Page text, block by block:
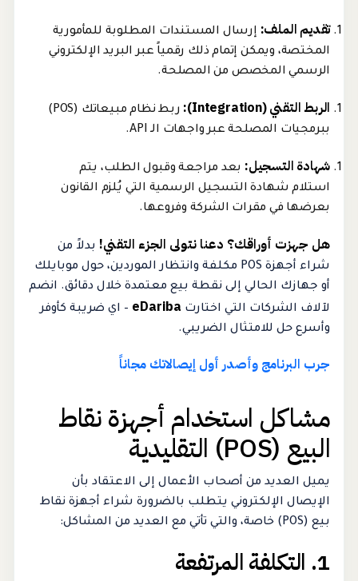
تقديم الملف: إرسال المستندات المطلوبة للمأمورية
المختصة، ويمكن إتمام ذلك رقمياً عبر البريد الإلكتروني
الرسمي المخصص من المصلحة.
الربط التقني (Integration):
ربط نظام مبيعاتك (POS)
ببرمجيات المصلحة عبر واجهات الـ API.
شهادة التسجيل: بعد مراجعة وقبول الطلب، يتم
استلام شهادة التسجيل الرسمية التي يُلزم القانون
بعرضها في مقرات الشركة وفروعها.
هل جهزت أوراقك؟ دعنا نتولى الجزء التقني! بدلاً من
شراء أجهزة POS مكلفة وانتظار الموردين، حول موبايلك
أو جهازك الحالي إلى نقطة بيع معتمدة خلال دقائق. انضم
لآلاف الشركات التي اختارت eDariba – اي ضريبة كأوفر
وأسرع حل للامتثال الضريبي.
جرب البرنامج وأصدر أول إيصالاتك مجاناً
مشاكل استخدام أجهزة نقاط
البيع (POS) التقليدية
يميل العديد من أصحاب الأعمال إلى الاعتقاد بأن
الإيصال الإلكتروني يتطلب بالضرورة شراء أجهزة نقاط
بيع (POS) خاصة، والتي تأتي مع العديد من المشاكل:
1. التكلفة المرتفعة